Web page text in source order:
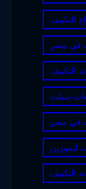
التكييف
في مصر
التكييف
سبلت
في مصر
ليموزين
التكييف